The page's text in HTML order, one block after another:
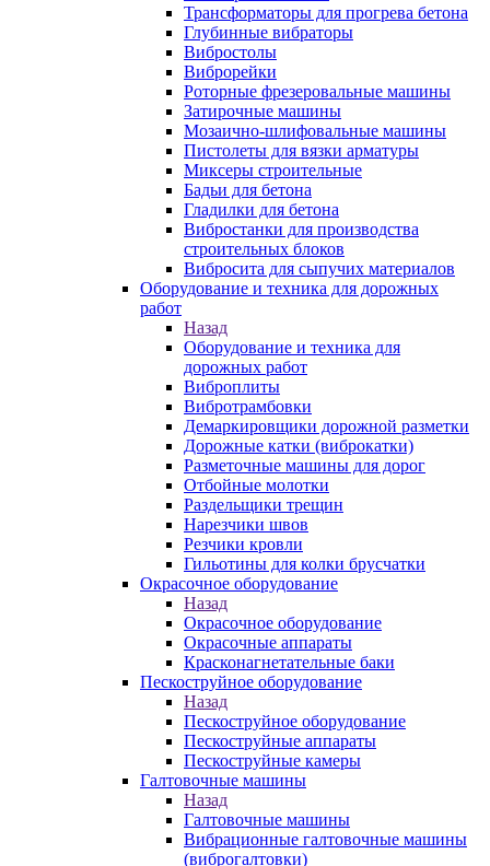
Трансформаторы для прогрева бетона
Глубинные вибраторы
Вибростолы
Виброрейки
Роторные фрезеровальные машины
Затирочные машины
Мозаично-шлифовальные машины
Пистолеты для вязки арматуры
Миксеры строительные
Бадьи для бетона
Гладилки для бетона
Вибростанки для производства
строительных блоков
Вибросита для сыпучих материалов
Оборудование и техника для дорожных
работ
Назад
Оборудование и техника для
дорожных работ
Виброплиты
Вибротрамбовки
Демаркировщики дорожной разметки
Дорожные катки (виброкатки)
Разметочные машины для дорог
Отбойные молотки
Раздельщики трещин
Нарезчики швов
Резчики кровли
Гильотины для колки брусчатки
Окрасочное оборудование
Назад
Окрасочное оборудование
Окрасочные аппараты
Красконагнетательные баки
Пескоструйное оборудование
Назад
Пескоструйное оборудование
Пескоструйные аппараты
Пескоструйные камеры
Галтовочные машины
Назад
Галтовочные машины
Вибрационные галтовочные машины
(виброгалтовки)